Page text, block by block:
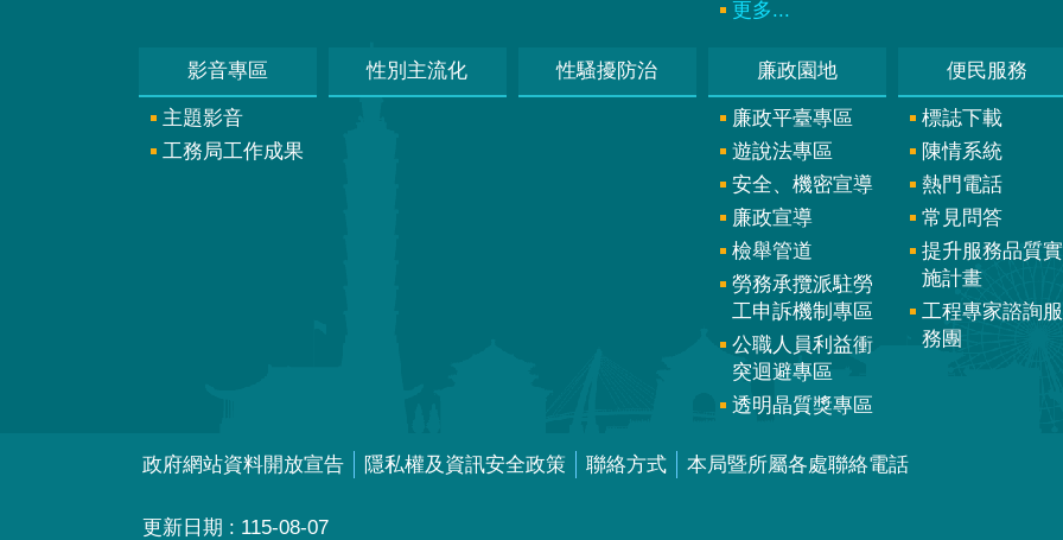
更多...
影音專區
主題影音
工務局工作成果
性別主流化 性騷擾防治 廉政園地
廉政平臺專區
遊說法專區
安全、機密宣導
廉政宣導
檢舉管道
勞務承攬派駐勞
工申訴機制專區
公職人員利益衝
突迴避專區
透明晶質獎專區
便民服務
標誌下載
陳情系統
熱門電話
常見問答
提升服務品質實
施計畫
工程專家諮詢服
務團
政府網站資料開放宣告 隱私權及資訊安全政策 聯絡方式 本局暨所屬各處聯絡電話
更新日期 115-08-07